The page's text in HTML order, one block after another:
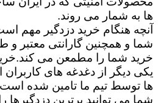
ها به شمار می روند.
آنچه هنگام خرید دزدگیر مهم
شما و همچنین گارانتی معتبر
خرید شما را مطمعن می کند.خرید
یکی دیگر از دغدغه های
ها توسط تیم ما تامین شده
شما می توانید برترین دزدگیرها